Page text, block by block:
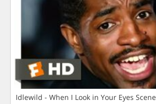
Idlewild - When I Look in Your Eyes Scene